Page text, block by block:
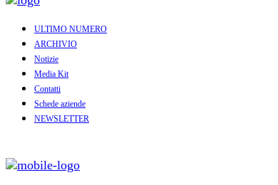
ULTIMO NUMERO
ARCHIVIO
Notizie
Media Kit
Contatti
Schede aziende
NEWSLETTER